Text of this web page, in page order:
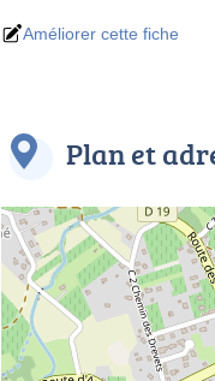
Améliorer cette fiche
Plan et